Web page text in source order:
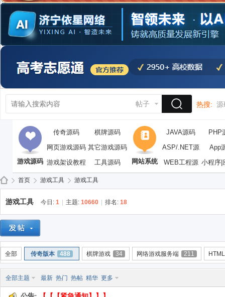
帖子 热搜: 源
游戏源码
传奇源码
棋牌源码
网页游戏源码 其它游戏源码
游戏架设教程
工具源码 网站系统
JAVA源码
PHP
ASP/.NET源
码
App
WEB工程源 小程序|
依 »
首页 游戏工具 游戏工具
游戏工具 今日: 1 主题: 10660 排名: 18
全部 传奇版本 488 棋牌游戏 34 网络游戏服务端 211
全部主题 最新 热门 热帖 精华 更多